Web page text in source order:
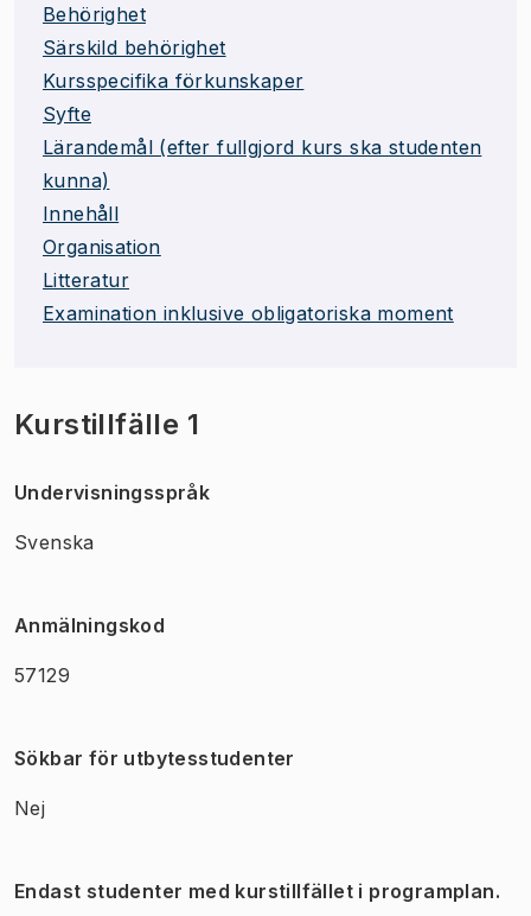
Behörighet
Särskild behörighet
Kursspecifika förkunskaper
Syfte
Lärandemål (efter fullgjord kurs ska studenten
kunna)
Innehåll
Organisation
Litteratur
Examination inklusive obligatoriska moment
Kurstillfälle 1
Undervisningsspråk
Svenska
Anmälningskod
57129
Sökbar för utbytesstudenter
Nej
Endast studenter med kurstillfället i programplan.